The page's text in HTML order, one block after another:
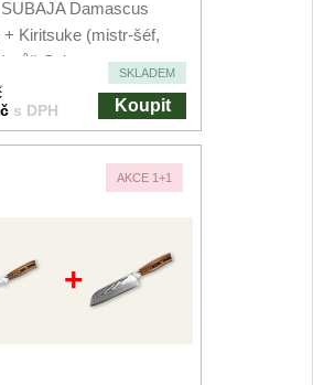
Damascus
+ Kiritsuke (mistr-šéf,
nůž Seburo...
SKLADEM
s DPH Koupit
AKCE 1+1
+